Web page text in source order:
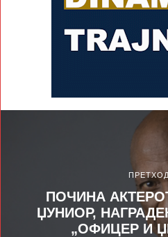
ПОЧИНА
ЏУНИОР,
„ОФИЦЕР И